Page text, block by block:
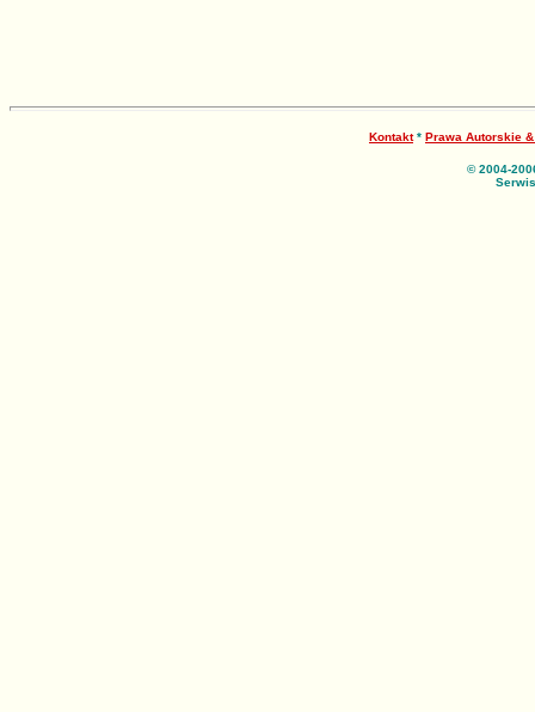
Kontakt* Prawa Autorskie &
© 2004-